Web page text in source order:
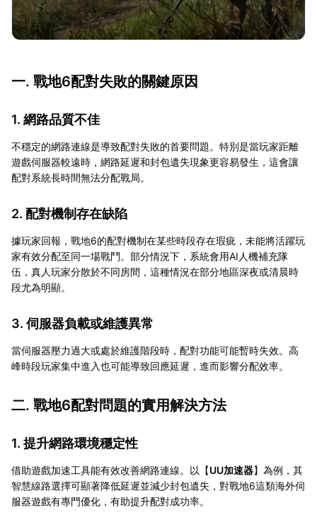
一. 戰地6配對失敗的關鍵原因
1. 網路品質不佳
不穩定的網路連線是導致配對失敗的首要問題。特別是當玩家距離
遊戲伺服器較遠時，網路延遲和封包遺失現象更容易發生，這會讓
配對系統長時間無法分配戰局。
2. 配對機制存在缺陷
據玩家回報，戰地6的配對機制在某些時段存在瑕疵，未能將活躍玩
家有效分配至同一場戰鬥。部分情況下，系統會用AI人機補充隊
伍，真人玩家分散於不同房間，這種情況在部分地區深夜或清晨時
段尤為明顯。
3. 伺服器負載或維護異常
當伺服器壓力過大或處於維護階段時，配對功能可能暫時失效。高
峰時段玩家集中進入也可能導致回應延遲，進而影響分配效率。
二. 戰地6配對問題的實用解決方法
1. 提升網路環境穩定性
借助遊戲加速工具能有效改善網路連線。以【UU加速器】為例，其
智慧線路選擇可顯著降低延遲並減少封包遺失，對戰地6這類海外伺
服器遊戲有專門優化，有助提升配對成功率。